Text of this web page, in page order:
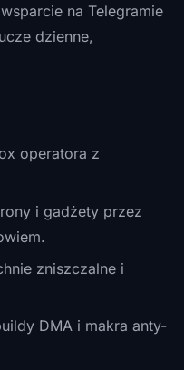
na Telegramie
dzienne,
operatora z
i gadżety przez
zniszczalne i
DMA i makra anty-